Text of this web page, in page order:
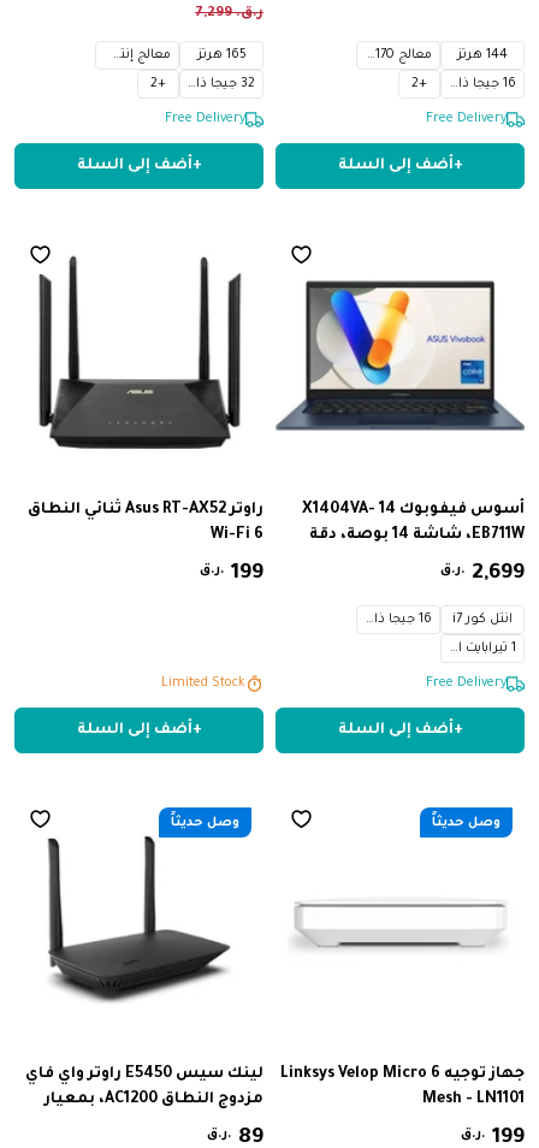
جيجاهرتز، معالج رسومات
بسعة 16 جيجا
144 هرتز
معالج AMD Ryzen™ 7 170 بسرعة 3.2 جيجاهرتز
16 جيجا ذاكرة
+
2
Free Delivery
+أضف إلى السلة
معالج Intel® Core™ i7 14650HX
بسرعة 2.2 جيجاهرتز، معالج
رسومات NVIDIA® GeForce RTX™
عشوائي
ر.ق.‏
7,299
165 هرتز
معالج إنتل® كور™ 7
32 جيجا ذاكرة
+
2
Limited Stock
+أضف إلى السلة
أسوس فيفوبوك 14 X1404VA-
EB711W، شاشة 14 بوصة، دقة
Iris Xᵉ، ذاكرة وصول عشوائي
NVMe™ PCIe® 4.0، نظام
التشغيل W
ر.ق. 2,699
انتل كور i7
16 جيجا ذاكرة
1 تيرابايت اس اس دي
Limited Stock
+أضف إلى السلة
راوتر Asus RT-AX52 ثنائي النطاق
Wi-Fi 6
ر.ق. 199
Limited Stock
+أضف إلى السلة
وصل حديثاً
جهاز توجيه Linksys Velop Micro 6
Mesh - LN1101
ر.ق. 199
وصل حديثاً
لينك سيس E5450 راوتر واي فاي
مزدوج النطاق AC1200، بمعيار
ر.ق. 89